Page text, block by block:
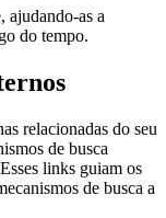
ajudando-as a
do tempo.
relacionadas do seu
de busca
links guiam os
de busca a